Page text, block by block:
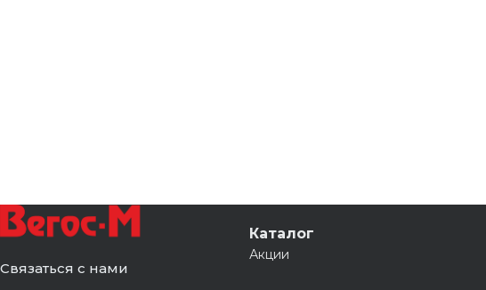
Связаться с нами
Каталог
Акции